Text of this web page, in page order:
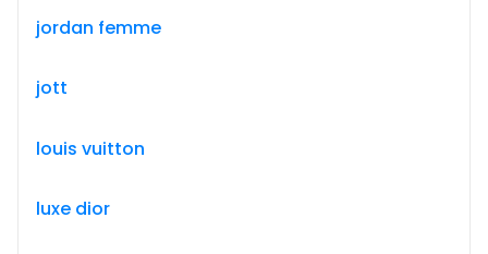
jordan femme
jott
louis vuitton
luxe dior